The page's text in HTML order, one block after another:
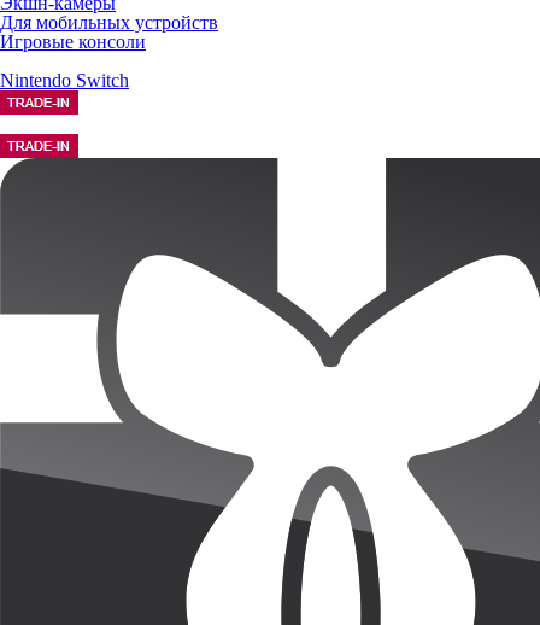
Для мобильных устройств
Игровые консоли
Nintendo Switch